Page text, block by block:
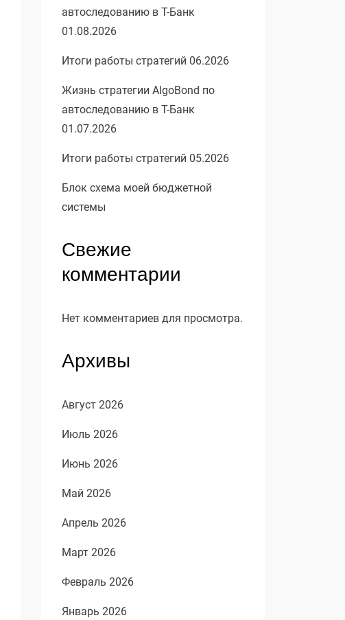
автоследованию в Т-Банк
01.08.2026
Итоги работы стратегий 06.2026
Жизнь стратегии AlgoBond по
автоследованию в Т-Банк
01.07.2026
Итоги работы стратегий 05.2026
Блок схема моей бюджетной
системы
Свежие
комментарии
Нет комментариев для просмотра.
Архивы
Август 2026
Июль 2026
Июнь 2026
Май 2026
Апрель 2026
Март 2026
Февраль 2026
Январь 2026